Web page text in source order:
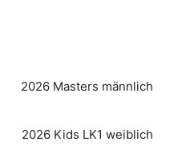
2026 Masters männlich
2026 Kids LK1 weiblich